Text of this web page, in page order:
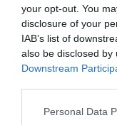
your opt-out. You
disclosure of your
IAB’s list of
also be disclosed
Downstream
Personal Data